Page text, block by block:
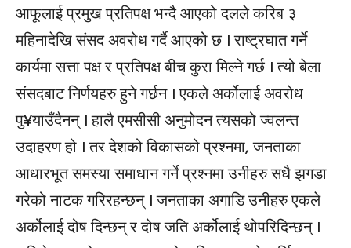
आफूलाई प्रमुख प्रतिपक्ष भन्दै आएको दलले करिब ३
महिनादेखि संसद अवरोध गर्दै आएको छ । राष्ट्रघात गर्ने
कार्यमा सत्ता पक्ष र प्रतिपक्ष बीच कुरा मिल्ने गर्छ । त्यो बेला
संसदबाट निर्णयहरु हुने गर्छन । एकले अर्कोलाई अवरोध
पु¥याउँदैनन् । हालै एमसीसी अनुमोदन त्यसको ज्वलन्त
उदाहरण हो । तर देशको विकासको प्रश्नमा, जनताका
आधारभूत समस्या समाधान गर्ने प्रश्नमा उनीहरु सधै झगडा
गरेको नाटक गरिरहन्छन् । जनताका अगाडि उनीहरु एकले
अर्कोलाई दोष दिन्छन् र दोष जति अर्कोलाई थोपरिदिन्छन् ।